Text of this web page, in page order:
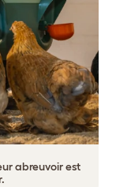
abreuvoir est